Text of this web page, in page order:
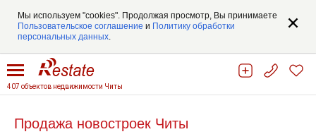
Мы используем "cookies". Продолжая просмотр, Вы принимаете
Пользовательское соглашение и Политику обработки
персональных данных.
407 объектов недвижимости Читы
Продажа новостроек Читы